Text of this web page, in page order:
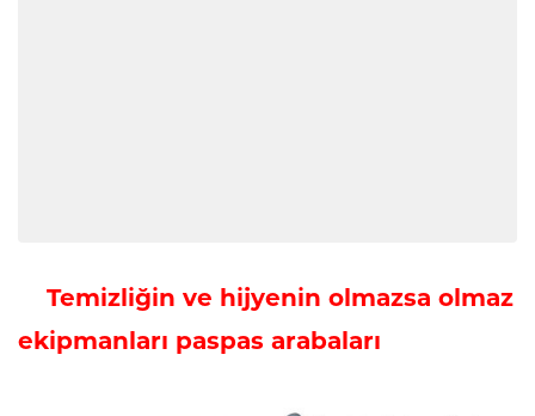
Temizliğin ve hijyenin olmazsa olmaz
ekipmanları paspas arabaları